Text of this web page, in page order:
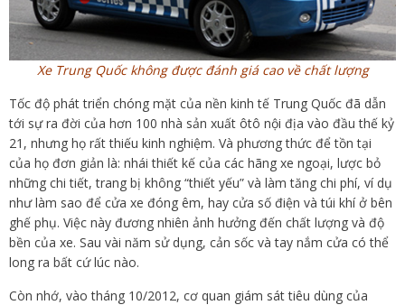
Xe Trung Quốc không được đánh giá cao về chất lượng
Tốc độ phát triển chóng mặt của nền kinh tế Trung Quốc đã dẫn
tới sự ra đời của hơn 100 nhà sản xuất ôtô nội địa vào đầu thế kỷ
21, nhưng họ rất thiếu kinh nghiệm. Và phương thức để tồn tại
của họ đơn giản là: nhái thiết kế của các hãng xe ngoại, lược bỏ
những chi tiết, trang bị không “thiết yếu” và làm tăng chi phí, ví dụ
như làm sao để cửa xe đóng êm, hay cửa số điện và túi khí ở bên
ghế phụ. Việc này đương nhiên ảnh hưởng đến chất lượng và độ
bền của xe. Sau vài năm sử dụng, cản sốc và tay nắm cửa có thể
long ra bất cứ lúc nào.
Còn nhớ, vào tháng 10/2012, cơ quan giám sát tiêu dùng của